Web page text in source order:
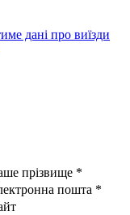
дані про виїзди
прізвище *
пошта *